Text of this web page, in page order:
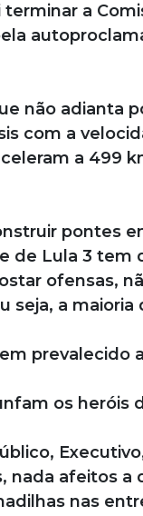
terminar a
não adianta
com a
a 499
pontes
de Lula 3 tem
ofensas,
seja, a maioria
prevalecido
os heróis
nada afeitos a
nas